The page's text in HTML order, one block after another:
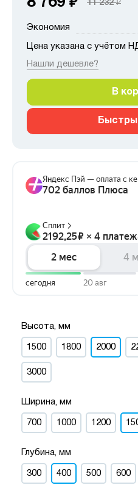
₽ 11 232₽
Экономия
Цена указана с учётом
Нашли дешевле?
В
Высота, мм
1500 1800 2000
3000
Ширина, мм
700 1000 1200
Глубина, мм
300 400 500 600